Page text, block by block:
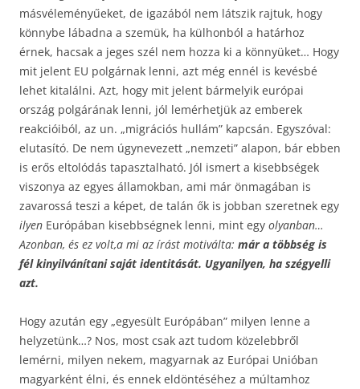
másvéleményűeket, de igazából nem látszik rajtuk, hogy
könnybe lábadna a szemük, ha külhonból a határhoz
érnek, hacsak a jeges szél nem hozza ki a könnyüket… Hogy
mit jelent EU polgárnak lenni, azt még ennél is kevésbé
lehet kitalálni. Azt, hogy mit jelent bármelyik európai
ország polgárának lenni, jól lemérhetjük az emberek
reakcióiból, az un. „migrációs hullám” kapcsán. Egyszóval:
elutasító. De nem úgynevezett „nemzeti” alapon, bár ebben
is erős eltolódás tapasztalható. Jól ismert a kisebbségek
viszonya az egyes államokban, ami már önmagában is
zavarossá teszi a képet, de talán ők is jobban szeretnek egy
ilyen Európában kisebbségnek lenni, mint egy olyanban…
Azonban, és ez volt,a mi az írást motiválta: már a többség is
fél kinyilvánítani saját identitását. Ugyanilyen, ha szégyelli
azt.
Hogy azután egy „egyesült Európában” milyen lenne a
helyzetünk…? Nos, most csak azt tudom közelebbről
lemérni, milyen nekem, magyarnak az Európai Unióban
magyarként élni, és ennek eldöntéséhez a múltamhoz